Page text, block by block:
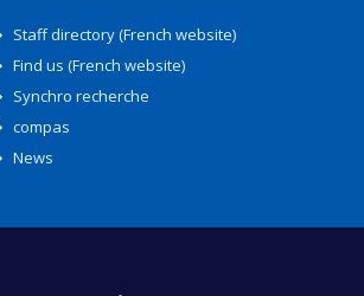
Staff directory (French website)
Find us (French website)
Synchro recherche
compas
News